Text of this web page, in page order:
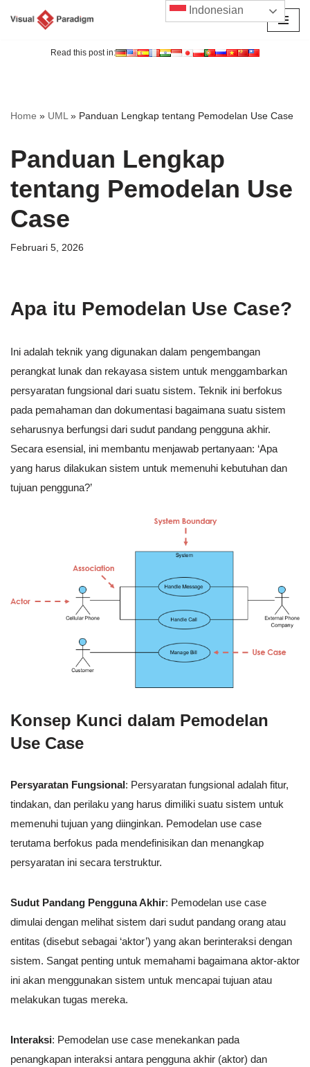
Read this post in:
Home » UML» Panduan Lengkap tentang Pemodelan Use Case
Panduan Lengkap
tentang Pemodelan Use
Case
Februari 5, 2026
Apa itu Pemodelan Use Case?
Ini adalah teknik yang digunakan dalam pengembangan
perangkat lunak dan rekayasa sistem untuk menggambarkan
persyaratan fungsional dari suatu sistem. Teknik ini berfokus
pada pemahaman dan dokumentasi bagaimana suatu sistem
seharusnya berfungsi dari sudut pandang pengguna akhir.
Secara esensial, ini membantu menjawab pertanyaan: ‘Apa
yang harus dilakukan sistem untuk memenuhi kebutuhan dan
tujuan pengguna?’
Konsep Kunci dalam Pemodelan
Use Case
Persyaratan Fungsional: Persyaratan fungsional adalah fitur,
tindakan, dan perilaku yang harus dimiliki suatu sistem untuk
memenuhi tujuan yang diinginkan. Pemodelan use case
terutama berfokus pada mendefinisikan dan menangkap
persyaratan ini secara terstruktur.
Sudut Pandang Pengguna Akhir: Pemodelan use case
dimulai dengan melihat sistem dari sudut pandang orang atau
entitas (disebut sebagai ‘aktor’) yang akan berinteraksi dengan
sistem. Sangat penting untuk memahami bagaimana aktor-aktor
ini akan menggunakan sistem untuk mencapai tujuan atau
melakukan tugas mereka.
Interaksi: Pemodelan use case menekankan pada
penangkapan interaksi antara pengguna akhir (aktor) dan
Indonesian